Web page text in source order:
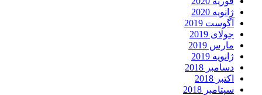
ژانویه 2020
آگوست 2019
جولای 2019
مارس 2019
ژانویه 2019
دسامبر 2018
اکتبر 2018
سپتامبر 2018